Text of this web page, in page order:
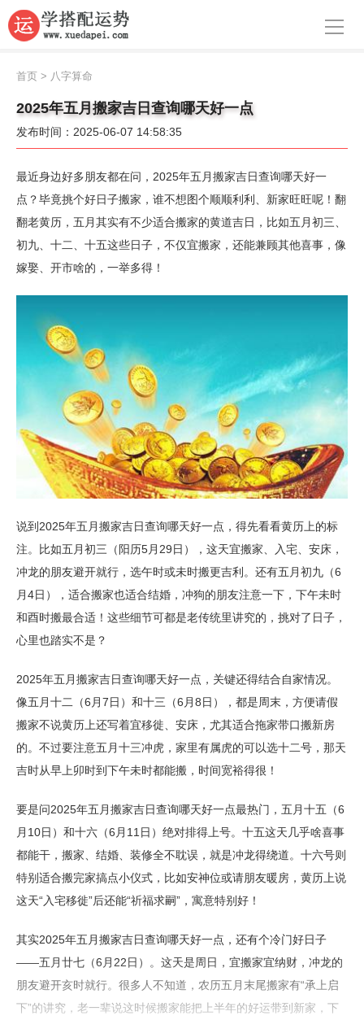
导航
周公解梦
生肖运势
八字算命
风水
星座
首页 > 八字算命
2025年五月搬家吉日查询哪天好一点
发布时间：2025-06-07 14:58:35
最近身边好多朋友都在问，2025年五月搬家吉日查询哪天好一
点？毕竟挑个好日子搬家，谁不想图个顺顺利利、新家旺旺呢！翻
翻老黄历，五月其实有不少适合搬家的黄道吉日，比如五月初三、
初九、十二、十五这些日子，不仅宜搬家，还能兼顾其他喜事，像
嫁娶、开市啥的，一举多得！
说到2025年五月搬家吉日查询哪天好一点，得先看看黄历上的标
注。比如五月初三（阳历5月29日），这天宜搬家、入宅、安床，
冲龙的朋友避开就行，选午时或未时搬更吉利。还有五月初九（6
月4日），适合搬家也适合结婚，冲狗的朋友注意一下，下午未时
和酉时搬最合适！这些细节可都是老传统里讲究的，挑对了日子，
心里也踏实不是？
2025年五月搬家吉日查询哪天好一点，关键还得结合自家情况。
像五月十二（6月7日）和十三（6月8日），都是周末，方便请假
搬家不说黄历上还写着宜移徙、安床，尤其适合拖家带口搬新房
的。不过要注意五月十三冲虎，家里有属虎的可以选十二号，那天
吉时从早上卯时到下午未时都能搬，时间宽裕得很！
要是问2025年五月搬家吉日查询哪天好一点最热门，五月十五（6
月10日）和十六（6月11日）绝对排得上号。十五这天几乎啥喜事
都能干，搬家、结婚、装修全不耽误，就是冲龙得绕道。十六号则
特别适合搬完家搞点小仪式，比如安神位或请朋友暖房，黄历上说
这天“入宅移徙”后还能“祈福求嗣”，寓意特别好！
其实2025年五月搬家吉日查询哪天好一点，还有个冷门好日子
——五月廿七（6月22日）。这天是周日，宜搬家宜纳财，冲龙的
朋友避开亥时就行。很多人不知道，农历五月末尾搬家有“承上启
下”的讲究，老一辈说这时候搬家能把上半年的好运带到新家，下